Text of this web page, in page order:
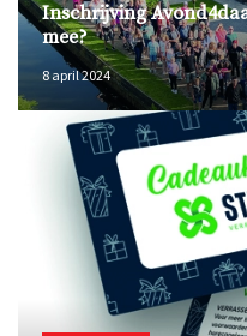
Inschrijving
mee?
8 april 2024